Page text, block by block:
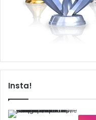
Insta!